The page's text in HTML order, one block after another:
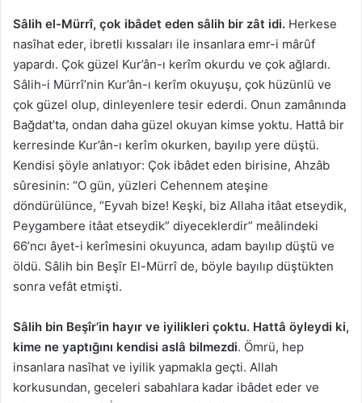
Sâlih el-Mürrî, çok ibâdet eden sâlih bir zât idi. Herkese
nasîhat eder, ibretli kıssaları ile insanlara emr-i mârûf
yapardı. Çok güzel Kur’ân-ı kerîm okurdu ve çok ağlardı.
Sâlih-i Mürrî’nin Kur’ân-ı kerîm okuyuşu, çok hüzünlü ve
çok güzel olup, dinleyenlere tesir ederdi. Onun zamânında
Bağdat’ta, ondan daha güzel okuyan kimse yoktu. Hattâ bir
kerresinde Kur’ân-ı kerîm okurken, bayılıp yere düştü.
Kendisi şöyle anlatıyor: Çok ibâdet eden birisine, Ahzâb
sûresinin: “O gün, yüzleri Cehennem ateşine
döndürülünce, “Eyvah bize! Keşki, biz Allaha itâat etseydik,
Peygambere itâat etseydik” diyeceklerdir” meâlindeki
66’ncı âyet-i kerîmesini okuyunca, adam bayılıp düştü ve
öldü. Sâlih bin Beşîr El-Mürrî de, böyle bayılıp düştükten
sonra vefât etmişti.
Sâlih bin Beşîr’in hayır ve iyilikleri çoktu. Hattâ öyleydi ki,
kime ne yaptığını kendisi aslâ bilmezdi. Ömrü, hep
insanlara nasîhat ve iyilik yapmakla geçti. Allah
korkusundan, geceleri sabahlara kadar ibâdet eder ve